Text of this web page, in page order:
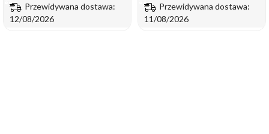
Przewidywana dostawa:
12/08/2026
Przewidywana dostawa:
11/08/2026